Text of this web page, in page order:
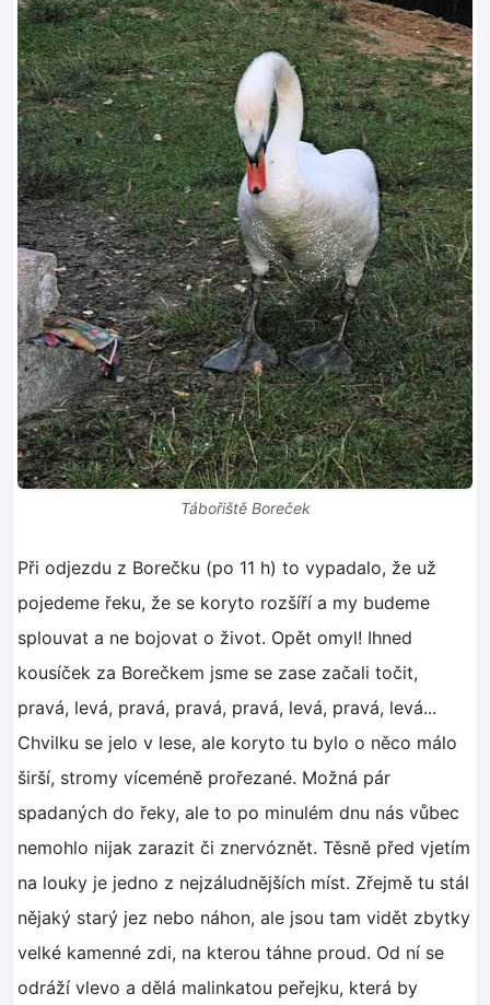
Tábořiště Boreček
Při odjezdu z Borečku (po 11 h) to vypadalo, že už
pojedeme řeku, že se koryto rozšíří a my budeme
splouvat a ne bojovat o život. Opět omyl! Ihned
kousíček za Borečkem jsme se zase začali točit,
pravá, levá, pravá, pravá, pravá, levá, pravá, levá...
Chvilku se jelo v lese, ale koryto tu bylo o něco málo
širší, stromy víceméně prořezané. Možná pár
spadaných do řeky, ale to po minulém dnu nás vůbec
nemohlo nijak zarazit či znervóznět. Těsně před vjetím
na louky je jedno z nejzáludnějších míst. Zřejmě tu stál
nějaký starý jez nebo náhon, ale jsou tam vidět zbytky
velké kamenné zdi, na kterou táhne proud. Od ní se
odráží vlevo a dělá malinkatou peřejku, která by